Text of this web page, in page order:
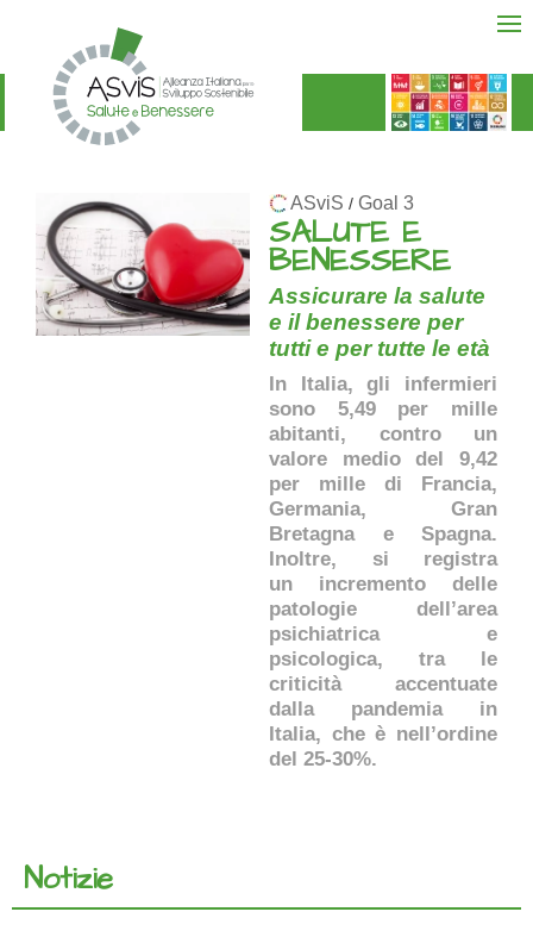
ASviS / Goal 3
SALUTE E
BENESSERE
Assicurare la salute
e il benessere per
tutti e per tutte le età
In Italia, gli infermieri
sono 5,49 per mille
abitanti, contro un
valore medio del 9,42
per mille di Francia,
Germania, Gran
Bretagna e Spagna.
Inoltre, si registra
un incremento delle
patologie dell’area
psichiatrica e
psicologica, tra le
criticità accentuate
dalla pandemia in
Italia, che è nell’ordine
del 25-30%.
Notizie